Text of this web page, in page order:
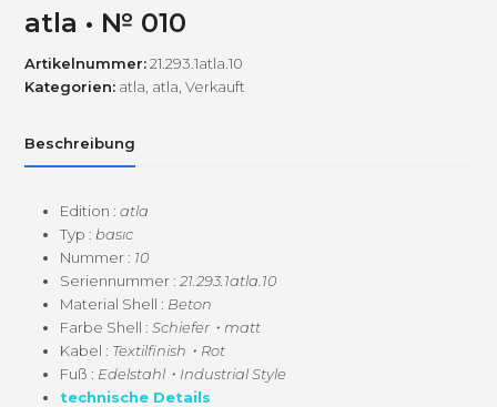
atla • № 010
Artikelnummer: 21.293.1atla.10
Kategorien: atla atla ,Verkauft
Beschreibung
Edi­tion :atla
Typ : basıc
Num­mer : 10
Seri­en­num­mer : 21.293.1atla.10
Mate­r­i­al Shell : Beton
Farbe Shell :Schiefer・matt
Kabel : Textilfinish・Rot
Fuß : Edelstahl・Industrial Style
tech­nis­che Details